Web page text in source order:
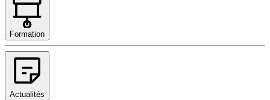
Formation
Actualités